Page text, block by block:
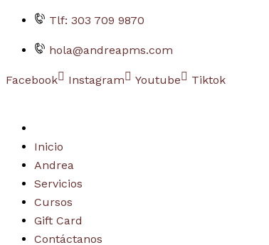
saltar
contenido
Tlf: 303 709 9870
hola@andreapms.com
Facebook Instagram Youtube Tiktok
Inicio
Andrea
Servicios
Cursos
Gift Card
Contáctanos